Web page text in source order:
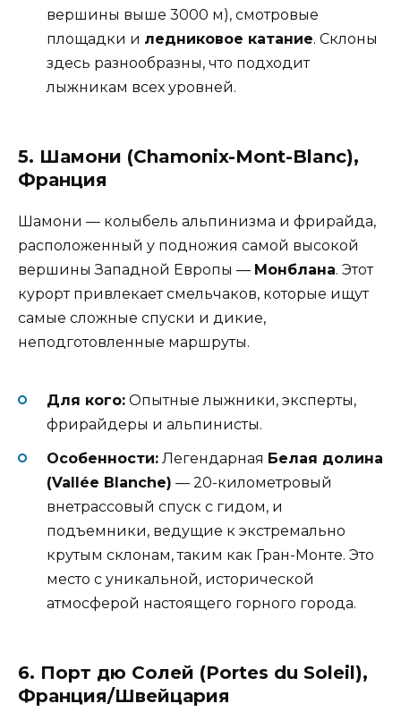
вершины выше 3000 м), смотровые
площадки и ледниковое катание. Склоны
здесь разнообразны, что подходит
лыжникам всех уровней.
5. Шамони (Chamonix-Mont-Blanc),
Франция
Шамони — колыбель альпинизма и фрирайда,
расположенный у подножия самой высокой
вершины Западной Европы — Монблана. Этот
курорт привлекает смельчаков, которые ищут
самые сложные спуски и дикие,
неподготовленные маршруты.
Для кого: Опытные лыжники, эксперты,
фрирайдеры и альпинисты.
Особенности: Легендарная Белая долина
(Vallée Blanche) — 20-километровый
внетрассовый спуск с гидом, и
подъемники, ведущие к экстремально
крутым склонам, таким как Гран-Монте. Это
место с уникальной, исторической
атмосферой настоящего горного города.
6. Порт дю Солей (Portes du Soleil),
Франция/Швейцария